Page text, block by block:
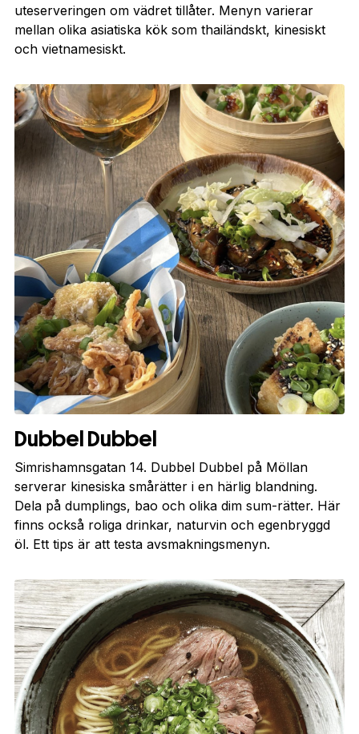
uteserveringen om vädret tillåter. Menyn varierar
mellan olika asiatiska kök som thailändskt, kinesiskt
och vietnamesiskt.
Dubbel Dubbel
Simrishamnsgatan 14. Dubbel Dubbel på Möllan
serverar kinesiska smårätter i en härlig blandning.
Dela på dumplings, bao och olika dim sum-rätter. Här
finns också roliga drinkar, naturvin och egenbryggd
öl. Ett tips är att testa avsmakningsmenyn.